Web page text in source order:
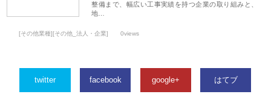
整備まで、幅広い工事実績を持つ企業の取り組みと、
地…
[その他業種][その他_法人・企業] 0views
twitter facebook google+ はてブ